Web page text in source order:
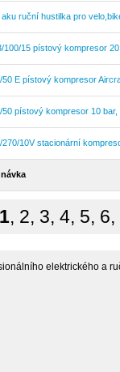
ruční hustilka pro
100/15 pístový kompresor
50 E pístový kompresor
50 pístový kompresor 10 bar,
270/10V stacionární
1, 2, 3, 4, 5, 6,
elektrického a